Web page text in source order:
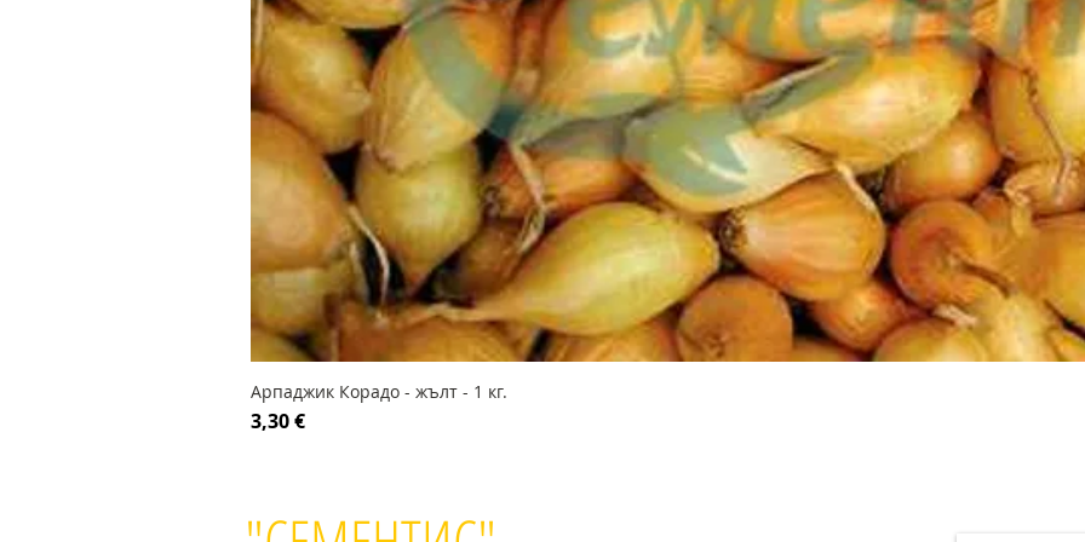
Арпаджик Корадо - жълт - 1 кг.
Цена
3,30 €